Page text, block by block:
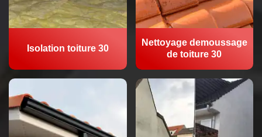
Isolation toiture 30
Nettoyage demoussage
de toiture 30